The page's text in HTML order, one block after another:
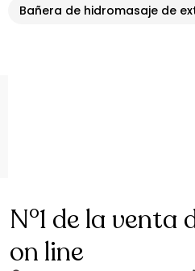
Bañera de hidromasaje de
N°1 de la
on line